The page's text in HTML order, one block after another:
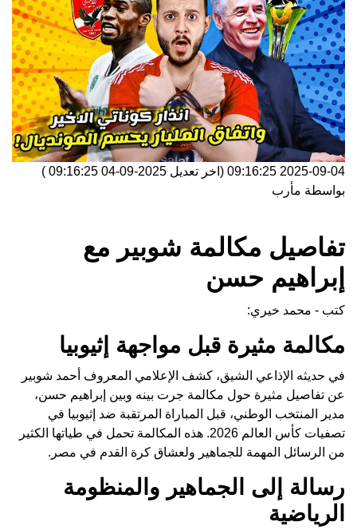
2025-09-04 09:16:25 (اخر تعديل 2025-09-04 09:16:25
)
بواسطة مأرب
تفاصيل مكالمة شوبير مع
إبراهيم حسن
كتب - محمد خيري:
مكالمة مثيرة قبل مواجهة إثيوبيا
في حديثه الإذاعي الشيق، كشف الإعلامي المعروف أحمد شوبير
عن تفاصيل مثيرة حول مكالمة جرت بينه وبين إبراهيم حسن،
مدير المنتخب الوطني، قبل المباراة المرتقبة ضد إثيوبيا في
تصفيات كأس العالم 2026. هذه المكالمة تحمل في طياتها الكثير
من الرسائل المهمة للجماهير ولعشاق كرة القدم في مصر.
رسالة إلى الجماهير والمنظومة
الرياضية